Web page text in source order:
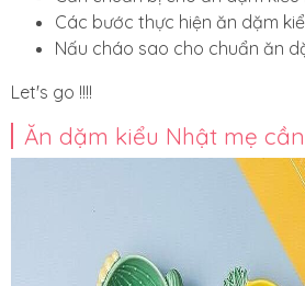
Các bước thực hiện ăn dặm
Nấu cháo sao cho chuẩn ăn
Let's go !!!!
Ăn dặm kiểu Nhật mẹ